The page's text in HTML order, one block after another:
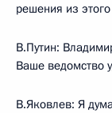
решения из
В.Путин:
Ваше ведомство
В.Яковлев: Я